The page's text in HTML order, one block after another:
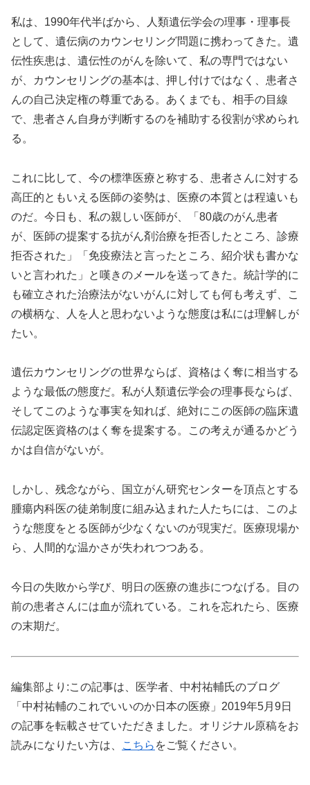
私は、1990年代半ばから、人類遺伝学会の理事・理事長
として、遺伝病のカウンセリング問題に携わってきた。遺
伝性疾患は、遺伝性のがんを除いて、私の専門ではない
が、カウンセリングの基本は、押し付けではなく、患者さ
んの自己決定権の尊重である。あくまでも、相手の目線
で、患者さん自身が判断するのを補助する役割が求められ
る。
これに比して、今の標準医療と称する、患者さんに対する
高圧的ともいえる医師の姿勢は、医療の本質とは程遠いも
のだ。今日も、私の親しい医師が、「80歳のがん患者
が、医師の提案する抗がん剤治療を拒否したところ、診療
拒否された」「免疫療法と言ったところ、紹介状も書かな
いと言われた」と嘆きのメールを送ってきた。統計学的に
も確立された治療法がないがんに対しても何も考えず、こ
の横柄な、人を人と思わないような態度は私には理解しが
たい。
遺伝カウンセリングの世界ならば、資格はく奪に相当する
ような最低の態度だ。私が人類遺伝学会の理事長ならば、
そしてこのような事実を知れば、絶対にこの医師の臨床遺
伝認定医資格のはく奪を提案する。この考えが通るかどう
かは自信がないが。
しかし、残念ながら、国立がん研究センターを頂点とする
腫瘍内科医の徒弟制度に組み込まれた人たちには、このよ
うな態度をとる医師が少なくないのが現実だ。医療現場か
ら、人間的な温かさが失われつつある。
今日の失敗から学び、明日の医療の進歩につなげる。目の
前の患者さんには血が流れている。これを忘れたら、医療
の末期だ。
編集部より:この記事は、医学者、中村祐輔氏のブログ
「中村祐輔のこれでいいのか日本の医療」2019年5月9日
の記事を転載させていただきました。オリジナル原稿をお
読みになりたい方は、
こちら をご覧ください。